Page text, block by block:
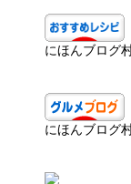
にほんブログ
にほんブログ